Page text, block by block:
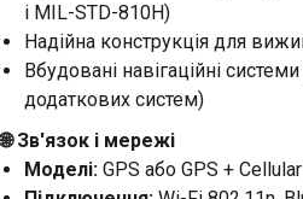
і MIL-STD-810H)
Надійна конструкція для
Вбудовані навігаційні
додаткових систем)
🌐 Зв'язок і мережі
Моделі: GPS або GPS +